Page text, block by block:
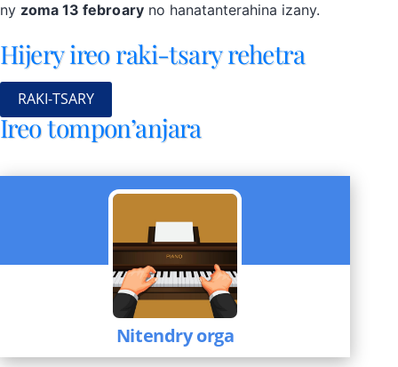
ny zoma 13 febroaryno hanatanterahina izany.
Hijery ireo raki-tsary rehetra
RAKI-TSARY
Ireo tompon’anjara
Nitendry orga